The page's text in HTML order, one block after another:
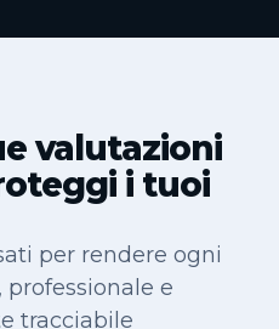
valutazioni
i tuoi
per rendere ogni
e
tracciabile